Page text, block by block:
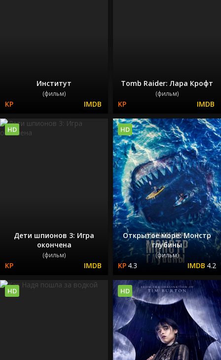
Институт
(фильм)
Tomb Raider: Лара Крофт
(фильм)
Дети шпионов 3: Игра
окончена
(фильм)
HD
Открытое море: Монстр
глубины
(фильм)
4.3 4.2
HD
HD HD